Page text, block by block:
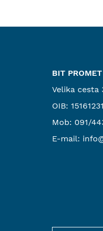
BIT
Velika cesta
OIB:
Mob: 091/
E-mail: